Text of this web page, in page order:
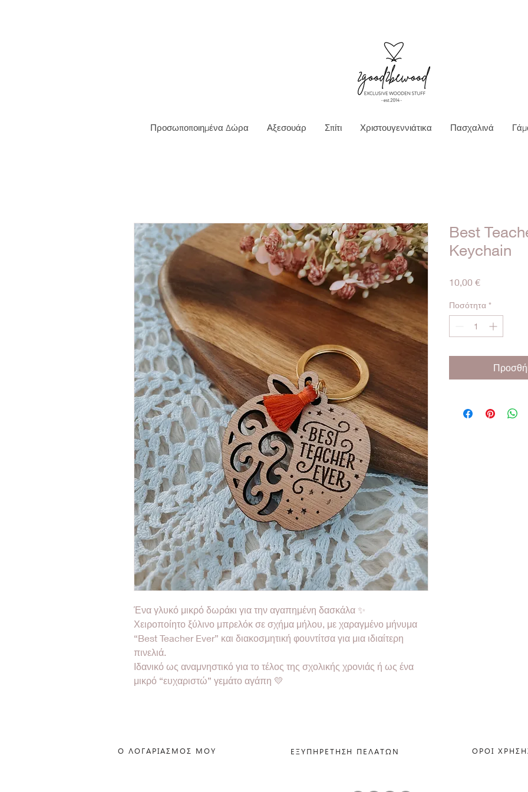
Προσωποποιημένα Δώρα Αξεσουάρ Σπίτι Χριστουγεννιάτικα Πασχαλινά
Ένα γλυκό μικρό δωράκι για την αγαπημένη δασκάλα ✨
Χειροποίητο ξύλινο μπρελόκ σε σχήμα μήλου, με χαραγμένο μήνυμα
“Best Teacher Ever” και διακοσμητική φουντίτσα για μια ιδιαίτερη
πινελιά.
Ιδανικό ως αναμνηστικό για το τέλος της σχολικής χρονιάς ή ως ένα
μικρό “ευχαριστώ” γεμάτο αγάπη 💛
Best
Keychain
10,00 €Τιμή
Ποσότητα *
ΕΞΥΠΗΡΕΤΗΣΗ ΠΕΛΑΤΩΝ ΟΡΟΙ
Ο ΛΟΓΑΡΙΑΣΜΟΣ ΜΟΥ